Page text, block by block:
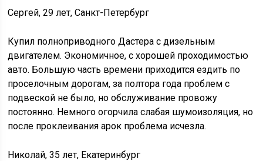
Сергей, 29 лет, Санкт-Петербург
Купил полноприводного Дастера с дизельным
двигателем. Экономичное, с хорошей проходимостью
авто. Большую часть времени приходится ездить по
проселочным дорогам, за полтора года проблем с
подвеской не было, но обслуживание провожу
постоянно. Немного огорчила слабая шумоизоляция, но
после проклеивания арок проблема исчезла.
Николай, 35 лет, Екатеринбург